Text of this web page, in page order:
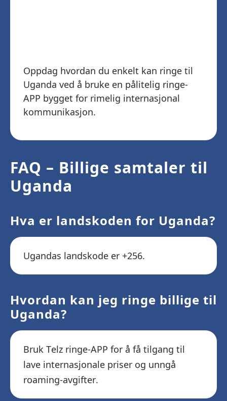
Oppdag hvordan du enkelt kan ringe til
Uganda ved å bruke en pålitelig ringe-
APP bygget for rimelig internasjonal
kommunikasjon.
FAQ – Billige samtaler til
Uganda
Hva er landskoden for Uganda?
Ugandas landskode er +256.
Hvordan kan jeg ringe billige til
Uganda?
Bruk Telz ringe-APP for å få tilgang til
lave internasjonale priser og unngå
roaming-avgifter.